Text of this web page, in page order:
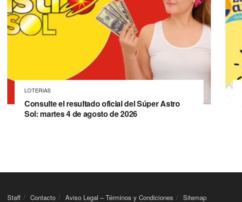
LOTERIAS
Consulte el resultado oficial del Súper Astro
Sol: martes 4 de agosto de 2026
Staff Contacto Aviso Legal – Términos y Condiciones Sitemap